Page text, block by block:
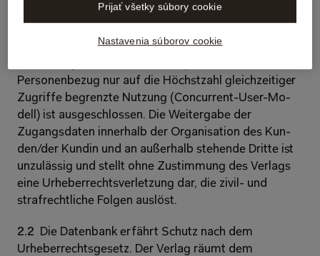
Die Nutzung erfolgt personengebunden
dem Anmeldecode registrierten individuellen E-Mail-
Personenbezug nur auf die Höchstzahl gleichzeitiger
Zugriffe begrenzte Nutzung (Concurrent-User-Mo-
dell) ist ausgeschlossen. Die Weitergabe der
Zugangsdaten innerhalb der Organisation des Kun-
den/der Kundin und an außerhalb stehende Dritte ist
unzulässig und stellt ohne Zustimmung des Verlags
eine Urheberrechtsverletzung dar, die zivil- und
strafrechtliche Folgen auslöst.
2.2
Die Datenbank erfährt Schutz nach dem
Urheberrechtsgesetz. Der Verlag räumt dem
Nastavenia súborov cookie
Prijať všetky súbory cookie